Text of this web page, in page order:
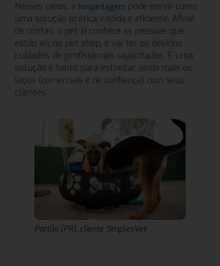
Nesses casos, a hospedagem pode servir como
uma solução prática, rápida e eficiente. Afinal
de contas, o pet já conhece as pessoas que
estão ali, no pet shop, e vai ter os devidos
cuidados de profissionais capacitados. É uma
solução e tanto para estreitar ainda mais os
laços (comerciais e de confiança) com seus
clientes.
Portão (PR), cliente SimplesVet